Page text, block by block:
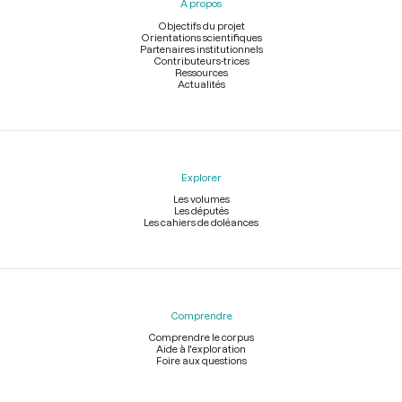
À propos
Objectifs du projet
Orientations scientifiques
Partenaires institutionnels
Contributeurs-trices
Ressources
Actualités
Explorer
Les volumes
Les députés
Les cahiers de doléances
Comprendre
Comprendre le corpus
Aide à l'exploration
Foire aux questions